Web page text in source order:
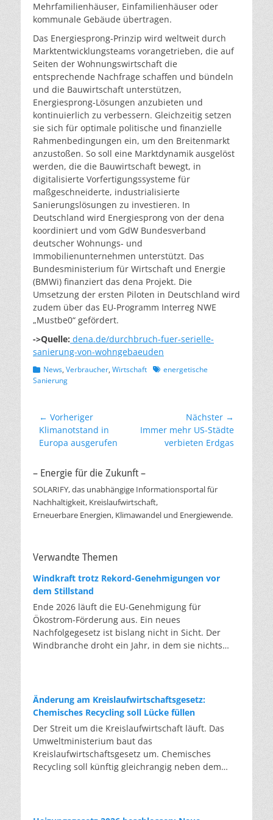
Mehrfamilienhäuser, Einfamilienhäuser oder
kommunale Gebäude übertragen.
Das Energiesprong-Prinzip wird weltweit durch
Marktentwicklungsteams vorangetrieben, die auf
Seiten der Wohnungswirtschaft die
entsprechende Nachfrage schaffen und bündeln
und die Bauwirtschaft unterstützen,
Energiesprong-Lösungen anzubieten und
kontinuierlich zu verbessern. Gleichzeitig setzen
sie sich für optimale politische und finanzielle
Rahmenbedingungen ein, um den Breitenmarkt
anzustoßen. So soll eine Marktdynamik ausgelöst
werden, die die Bauwirtschaft bewegt, in
digitalisierte Vorfertigungssysteme für
maßgeschneiderte, industrialisierte
Sanierungslösungen zu investieren. In
Deutschland wird Energiesprong von der dena
koordiniert und vom GdW Bundesverband
deutscher Wohnungs- und
Immobilienunternehmen unterstützt. Das
Bundesministerium für Wirtschaft und Energie
(BMWi) finanziert das dena Projekt. Die
Umsetzung der ersten Piloten in Deutschland wird
zudem über das EU-Programm Interreg NWE
„Mustbe0“ gefördert.
->Quelle: dena.de/durchbruch-fuer-serielle-
sanierung-von-wohngebaeuden
Kategorien
News, Verbraucher, Wirtschaft Schlagworte
energetische
Sanierung
Beitragsnavigation
← Vorheriger
Vorheriger
Beitrag:
Klimanotstand in
Europa ausgerufen
Nächster →
Nächster
Beitrag:
Immer mehr US-Städte
verbieten Erdgas
– Energie für die Zukunft –
SOLARIFY, das unabhängige Informationsportal für
Nachhaltigkeit, Kreislaufwirtschaft,
Erneuerbare Energien, Klimawandel und Energiewende.
Verwandte Themen
Windkraft trotz Rekord-Genehmigungen vor
dem Stillstand
Ende 2026 läuft die EU-Genehmigung für
Ökostrom-Förderung aus. Ein neues
Nachfolgegesetz ist bislang nicht in Sicht. Der
Windbranche droht ein Jahr, in dem sie nichts
die Verfahren laufen heute deutlich schneller. Die
Halbjahresbilanz der Branche bestätigt dieses
Muster: So viele Windräder wie nie zuvor wurden
genehmigt, doch im ersten Halbjahr gingen netto
nur rund zwei Gigawatt ans Netz. Der Bestand
liegt damit bei etwa 70 Gigawatt. Das gesetzliche
Zwischenziel von 84 Gigawatt zum Jahresende ist
Änderung am Kreislaufwirtschaftsgesetz:
Chemisches Recycling soll Lücke füllen
Der Streit um die Kreislaufwirtschaft läuft. Das
Umweltministerium baut das
Kreislaufwirtschaftsgesetz um. Chemisches
Recycling soll künftig gleichrangig neben dem